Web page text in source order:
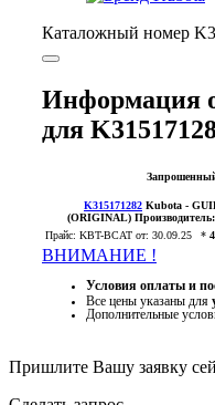
Каталожный номер
Информация
для
K315171282 Kubota -
(ORIGINAL)Производитель:
Прайс: KBT-BCAT от: 30.09.25 *
ВНИМАНИЕ !
Условия оплаты и
Все цены указаны для
Дополнительные
Пришлите Вашу заявку